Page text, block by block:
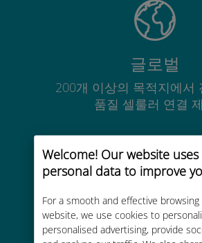
Welcome! Our website
personal data to improve
For a smooth and effective
website, we use cookies to
personalised advertising, provide
글로벌
200개 이상의 목적지에서
품질 셀룰러 연결
비용 효율적
기존 통신사 로밍 요금